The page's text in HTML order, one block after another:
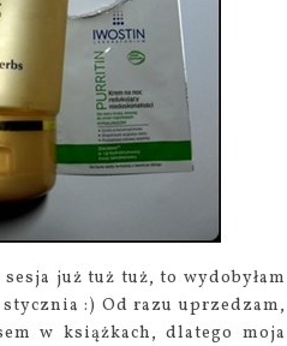
już tuż tuż, to wydobyłam
:) Od razu uprzedzam,
w książkach, dlatego moja